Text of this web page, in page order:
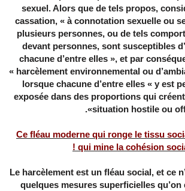
sexuel. Alors que de tels propos,
cassation, « à connotation sexuelle ou
plusieurs personnes, ou de tels
devant personnes, sont susceptibles
chacune d’entre elles », et par
« harcèlement environnemental ou
lorsque chacune d’entre elles « y est
exposée dans des proportions qui
situation hostile ou
».
7)- Ce fléau moderne qui ronge le tissu
qui mine la cohésion
Le harcèlement est un fléau social, et ce
quelques mesures superficielles qu’on